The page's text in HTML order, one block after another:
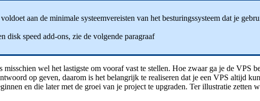
aan de minimale systeemvereisten van het besturingssysteem dat je
disk speed add-ons, zie de volgende paragraaf
wel het lastigste om vooraf vast te stellen. Hoe zwaar ga je de VPS
op geven, daarom is het belangrijk te realiseren dat je een VPS altijd
en die later met de groei van je project te upgraden. Ter illustratie zetten